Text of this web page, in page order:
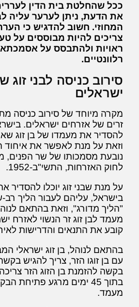
ככל שהחלטת בית הדין
את הדעת, ניתן לערער עליה
המחוזי. חשוב להדגיש כי
צריכים להיות מבוססים על
ראויות ולהתבסס על
רלוונטיים.
סירוב כניסה לבני זוג
ישראלים
מקרה מיוחד של סירוב כניסה
זרים של אזרחים ישראלים.
להסדיר את מעמדו של בן זוג
וזאת על מנת לאפשר את
לחוק האזרחות, התשי"ב-1952.
על מנת שבני זוג יוכלו להסדיר
בישראל, עליהם לעבור הליך
"הליך מדורג", וזאת בהתאם
מעמד לבן זוג זר הנשוי לאזרח
קובע את התנאים והדרישות
בהתאם לנוהל, בן זוג ישראלי
עם בן זוגו הזר, צריך להגיש
בקשה להזמנת בן הזוג הזר
בתוך 45 ימים מרגע
מעמד.